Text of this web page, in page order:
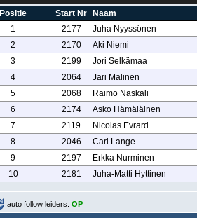
Positie Start Nr
Naam
1
2177
Juha Nyyssönen
2
2170
Aki Niemi
3
2199
Jori Selkämaa
4
2064
Jari Malinen
5
2068
Raimo Naskali
6
2174
Asko Hämäläinen
7
2119
Nicolas Evrard
8
2046
Carl Lange
9
2197
Erkka Nurminen
10
2181 Juha-Matti Hyttinen
auto follow leiders: OP